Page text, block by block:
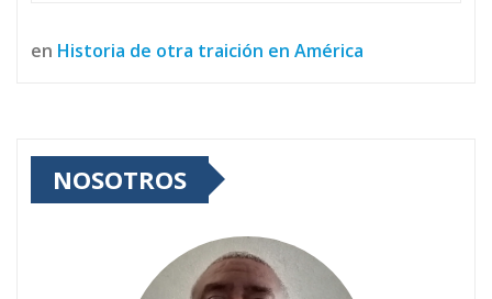
en Historia de otra traición en América
NOSOTROS